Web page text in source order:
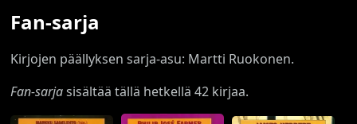
Fan-sarja
Kirjojen päällyksen sarja-asu: Martti Ruokonen.
Fan-sarjasisältää tällä hetkellä 42 kirjaa.